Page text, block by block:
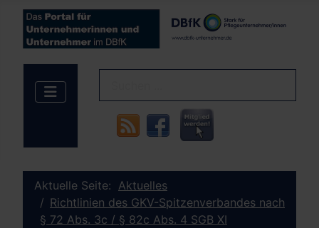
Aktuelle Seite: Aktuelles
Richtlinien des GKV-Spitzenverbandes nach
§ 72 Abs. 3c / § 82c Abs. 4 SGB XI